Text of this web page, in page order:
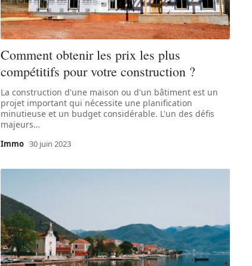
Comment obtenir les prix les plus
compétitifs pour votre construction ?
La construction d'une maison ou d'un bâtiment est un
projet important qui nécessite une planification
minutieuse et un budget considérable. L'un des défis
majeurs…
Immo 30 juin 2023